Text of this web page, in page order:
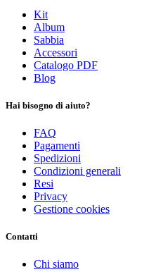
Kit
Album
Sabbia
Accessori
Catalogo PDF
Blog
Hai bisogno di aiuto?
FAQ
Pagamenti
Spedizioni
Condizioni generali
Resi
Privacy
Gestione cookies
Contatti
Chi siamo